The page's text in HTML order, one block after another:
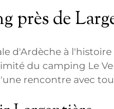
près de
d'Ardèche à l'histoire
du camping Le
rencontre avec